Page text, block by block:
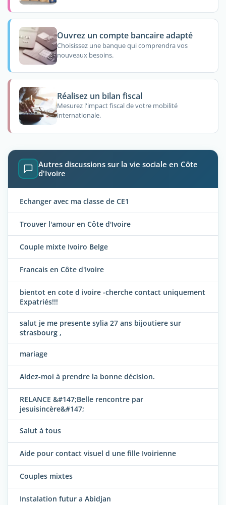
Ouvrez un compte bancaire adapté
Choisissez une banque qui comprendra vos
nouveaux besoins.
Réalisez un bilan fiscal
Mesurez l'impact fiscal de votre mobilité
internationale.
Autres discussions sur la vie sociale en Côte
d'Ivoire
Echanger avec ma classe de CE1
Trouver l'amour en Côte d'Ivoire
Couple mixte Ivoiro Belge
Francais en Côte d'Ivoire
bientot en cote d ivoire -cherche contact uniquement
Expatriés!!!
salut je me presente sylia 27 ans bijoutiere sur
strasbourg ,
mariage
Aidez-moi à prendre la bonne décision.
RELANCE &#147;Belle rencontre par
jesuisincère&#147;
Salut à tous
Aide pour contact visuel d une fille Ivoirienne
Couples mixtes
Instalation futur a Abidjan